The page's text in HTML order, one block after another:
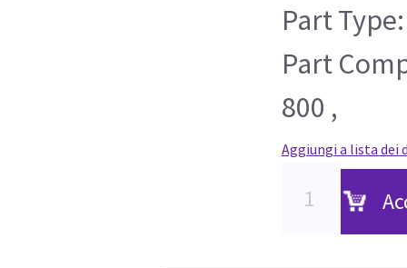
Part
Part
800 ,
Aggiungi a lista dei